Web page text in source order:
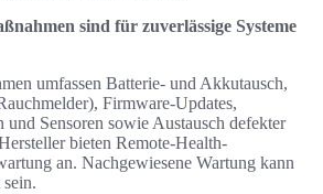
sind für zuverlässige Systeme
umfassen Batterie- und Akkutausch,
Firmware-Updates,
Sensoren sowie Austausch defekter
bieten Remote-Health-
an. Nachgewiesene Wartung kann